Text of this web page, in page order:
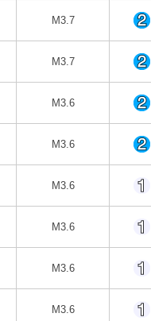
M3.7
M3.7
M3.6
M3.6
M3.6
M3.6
M3.6
M3.6